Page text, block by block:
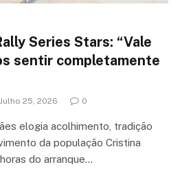
Series Stars: “Vale
sentir completamente
Julho 25, 2026 0
elogia acolhimento, tradição
da população Cristina
do arranque…